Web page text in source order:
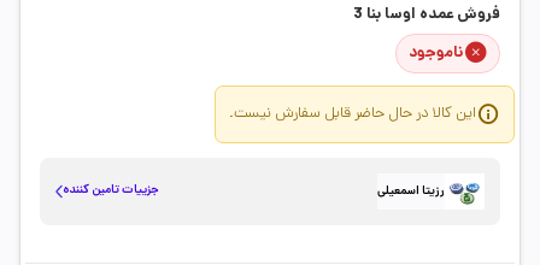
فروش عمده اوسا بنا 3
ناموجود
این کالا در حال حاضر قابل سفارش نیست.
رزیتا اسمعیلی جزییات تامین کننده